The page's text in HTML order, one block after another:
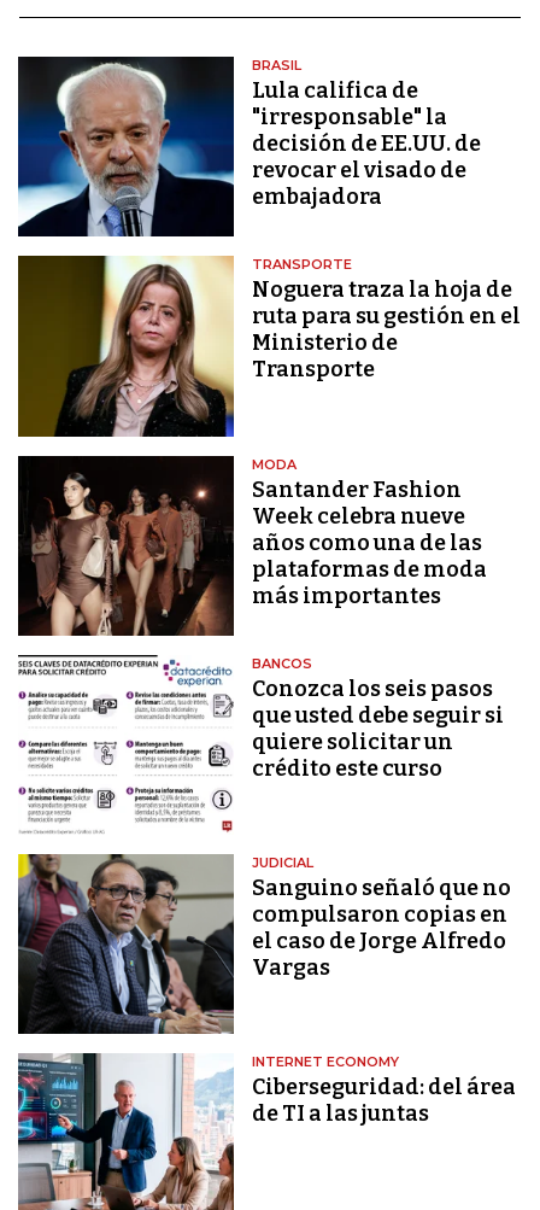
BRASIL
Lula califica de
"irresponsable" la
decisión de EE.UU. de
revocar el visado de
embajadora
TRANSPORTE
Noguera traza la hoja de
ruta para su gestión en el
Ministerio de
Transporte
MODA
Santander Fashion
Week celebra nueve
años como una de las
plataformas de moda
más importantes
BANCOS
Conozca los seis pasos
que usted debe seguir si
quiere solicitar un
crédito este curso
JUDICIAL
Sanguino señaló que no
compulsaron copias en
el caso de Jorge Alfredo
Vargas
INTERNET ECONOMY
Ciberseguridad: del área
de TI a las juntas